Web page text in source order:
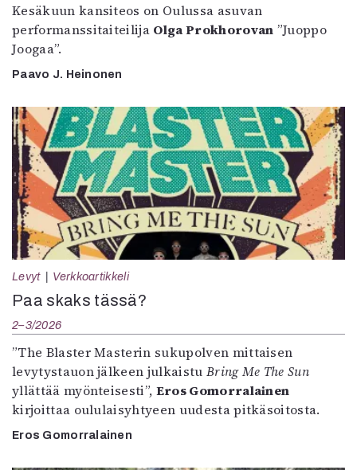
Kesäkuun kansiteos on Oulussa asuvan
performanssitaiteilija Olga Prokhorovan ”Juoppo
Joogaa”.
Paavo J. Heinonen
Levyt Verkkoartikkeli
Paa skaks tässä?
2–3/2026
”The Blaster Masterin sukupolven mittaisen
levytystauon jälkeen julkaistu Bring Me The Sun
yllättää myönteisesti”, Eros Gomorralainen
kirjoittaa oululaisyhtyeen uudesta pitkäsoitosta.
Eros Gomorralainen